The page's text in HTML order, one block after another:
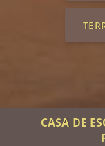
CASA DE